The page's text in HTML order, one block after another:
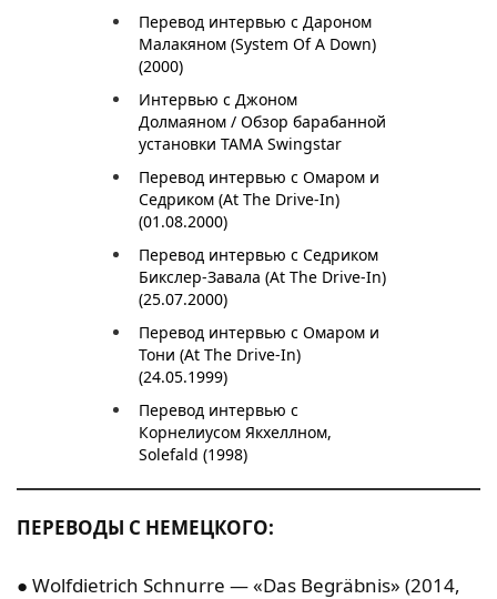
Перевод интервью с Дароном
Малакяном (System Of A Down)
(2000)
Интервью с Джоном
Долмаяном / Обзор барабанной
установки TAMA Swingstar
Перевод интервью с Омаром и
Седриком (At The Drive-In)
(01.08.2000)
Перевод интервью с Седриком
Бикслер-Завала (At The Drive-In)
(25.07.2000)
Перевод интервью с Омаром и
Тони (At The Drive-In)
(24.05.1999)
Перевод интервью с
Корнелиусом Якхеллном,
Solefald (1998)
ПЕРЕВОДЫ С НЕМЕЦКОГО:
● Wolfdietrich Schnurre — «Das Begräbnis» (2014,